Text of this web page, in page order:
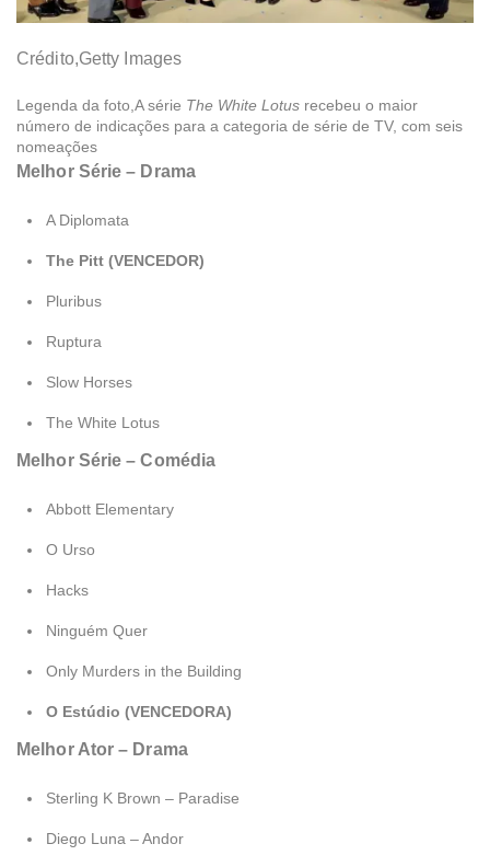
Crédito,Getty Images
Legenda da foto, A série The White Lotus recebeu o maior
número de indicações para a categoria de série de TV, com seis
nomeações
Melhor Série – Drama
A Diplomata
The Pitt (VENCEDOR)
Pluribus
Ruptura
Slow Horses
The White Lotus
Melhor Série – Comédia
Abbott Elementary
O Urso
Hacks
Ninguém Quer
Only Murders in the Building
O Estúdio (VENCEDORA)
Melhor Ator – Drama
Sterling K Brown – Paradise
Diego Luna – Andor